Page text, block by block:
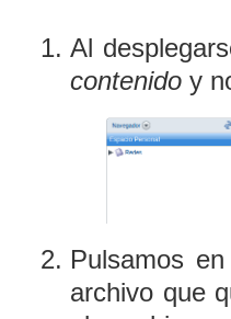
Al
contenido y
Pulsamos
archivo que